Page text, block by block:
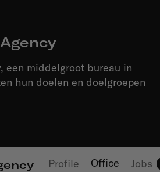
een middelgroot bureau in
hun doelen en doelgroepen
Profile Office Jobs